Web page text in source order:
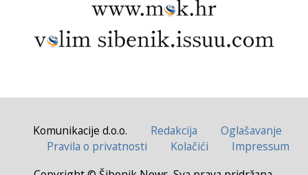
Komunikacije d.o.o. Redakcija
Oglašavanje
Pravila o privatnosti
Kolačići
Impressum